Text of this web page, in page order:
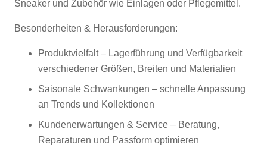
Sneaker und Zubehör wie Einlagen oder Pflegemittel.
Besonderheiten & Herausforderungen:
Produktvielfalt – Lagerführung und Verfügbarkeit
verschiedener Größen, Breiten und Materialien
Saisonale Schwankungen – schnelle Anpassung
an Trends und Kollektionen
Kundenerwartungen & Service – Beratung,
Reparaturen und Passform optimieren